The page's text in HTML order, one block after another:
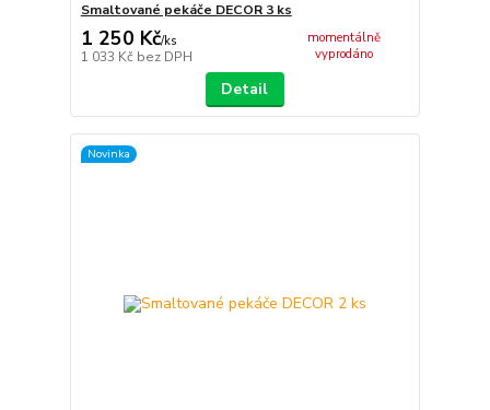
Smaltované pekáče DECOR 3 ks
1 250 Kč/ks
1 033 Kč bez DPH
momentálně
vyprodáno
Detail
Novinka